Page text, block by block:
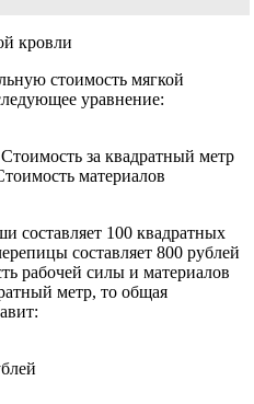
кровли
стоимость мягкой
уравнение:
за квадратный метр
материалов
составляет 100 квадратных
составляет 800 рублей
рабочей силы и материалов
метр, то общая